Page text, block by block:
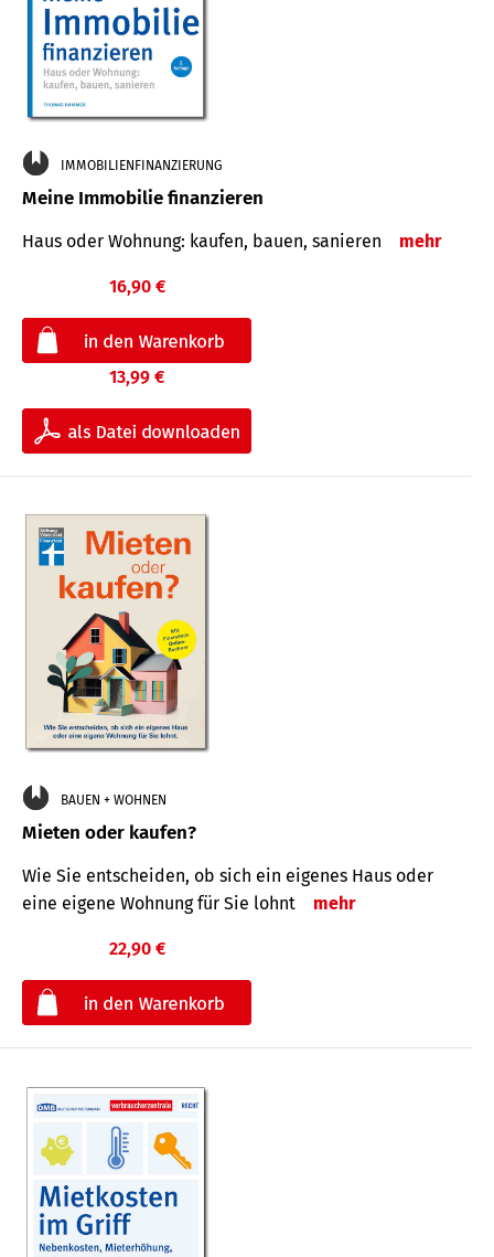
IMMOBILIENFINANZIERUNG
Meine Immobilie finanzieren
Haus oder Wohnung: kaufen, bauen, sanieren mehr
16,90 €
13,99 €
BAUEN + WOHNEN
Mieten oder kaufen?
Wie Sie entscheiden, ob sich ein eigenes Haus oder
eine eigene Wohnung für Sie lohnt
mehr
22,90 €